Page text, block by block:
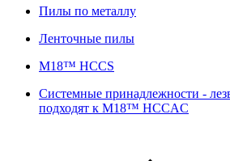
Пилы по металлу
Ленточные пилы
M18™ HCCS
Системные принадлежности -
подходят к M18™ HCCAC